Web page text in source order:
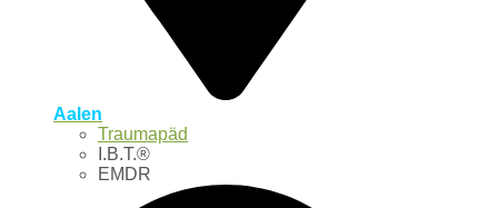
Aalen
Traumapäd
I.B.T.®
EMDR